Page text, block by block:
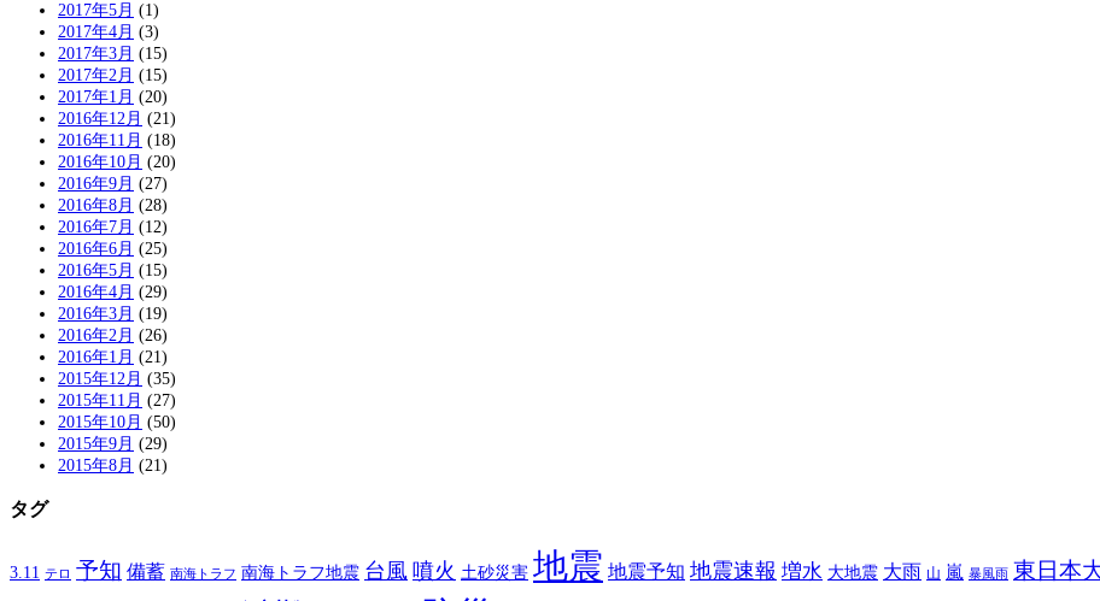
2017年5月 (1)
2017年4月 (3)
2017年3月 (15)
2017年2月 (15)
2017年1月 (20)
2016年12月 (21)
2016年11月 (18)
2016年10月 (20)
2016年9月 (27)
2016年8月 (28)
2016年7月 (12)
2016年6月 (25)
2016年5月 (15)
2016年4月 (29)
2016年3月 (19)
2016年2月 (26)
2016年1月 (21)
2015年12月 (35)
2015年11月 (27)
2015年10月 (50)
2015年9月 (29)
2015年8月 (21)
タグ
3.11 テロ 予知 備蓄 南海トラフ 南海トラフ地震 台風 噴火 土砂災害 地震 地震予知 地震速報 増水 大地震 大雨 山 嵐 暴風雨 東日本